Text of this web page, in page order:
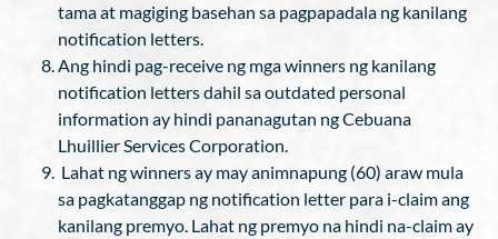
tama at magiging basehan sa pagpapadala ng kanilang
notification letters.
Ang hindi pag-receive ng mga winners ng kanilang
notification letters dahil sa outdated personal
information ay hindi pananagutan ng Cebuana
Lhuillier Services Corporation.
Lahat ng winners ay may animnapung (60) araw mula
sa pagkatanggap ng notification letter para i-claim ang
kanilang premyo. Lahat ng premyo na hindi na-claim ay